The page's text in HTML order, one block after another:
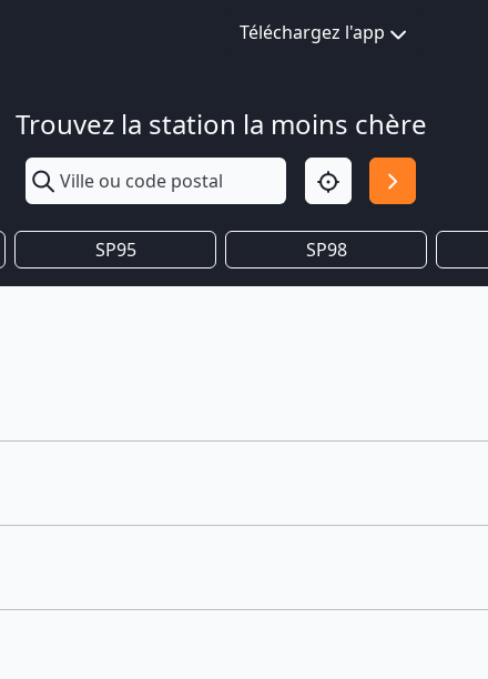
Téléchargez l'app
Trouvez la station la moins chère
SP95 SP98